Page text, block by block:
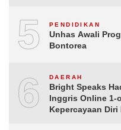
5 PENDIDIKAN
Unhas Awali
Bontorea
6 DAERAH
Bright Speaks
Inggris Online 1-
Kepercayaan Diri